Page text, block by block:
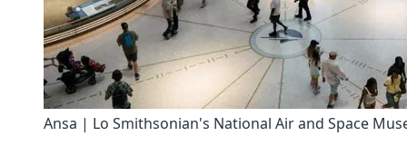
Ansa | Lo Smithsonian's National Air and Space